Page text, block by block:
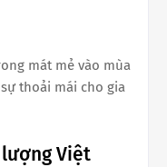
mát mẻ vào mùa
thoải mái cho gia
Việt